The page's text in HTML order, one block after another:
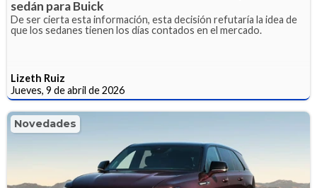
sedán para Buick
De ser cierta esta información, esta decisión refutaría la idea de
que los sedanes tienen los días contados en el mercado.
Lizeth Ruiz
Jueves, 9 de abril de 2026
Novedades